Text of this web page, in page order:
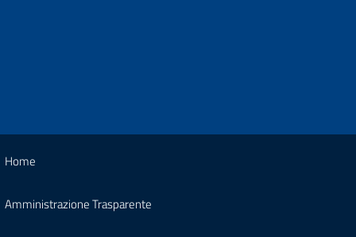
Home
Amministrazione Trasparente